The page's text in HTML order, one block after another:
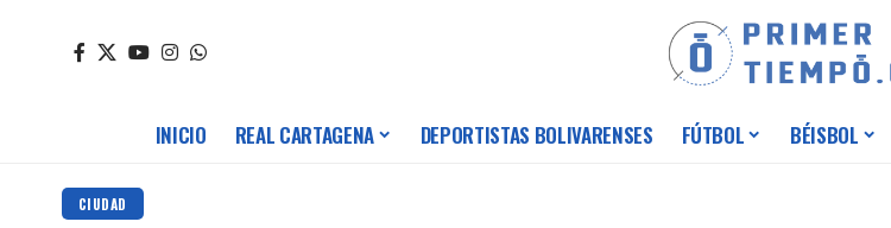
INICIO REAL CARTAGENA DEPORTISTAS BOLIVARENSES FÚTBOL BÉISBOL
CIUDAD